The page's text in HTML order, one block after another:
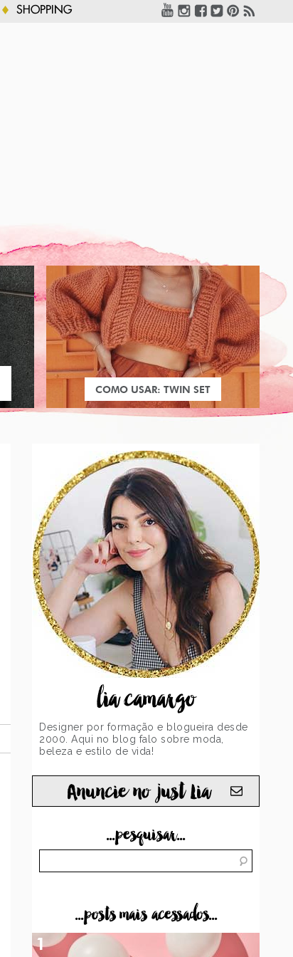
SHOPPING
COMO USAR: TWIN SET
lia camargo
Designer por formação e blogueira desde
2000. Aqui no blog falo sobre moda,
beleza e estilo de vida!
Anuncie no just Lia
...pesquisar...
...posts mais acessados...
1